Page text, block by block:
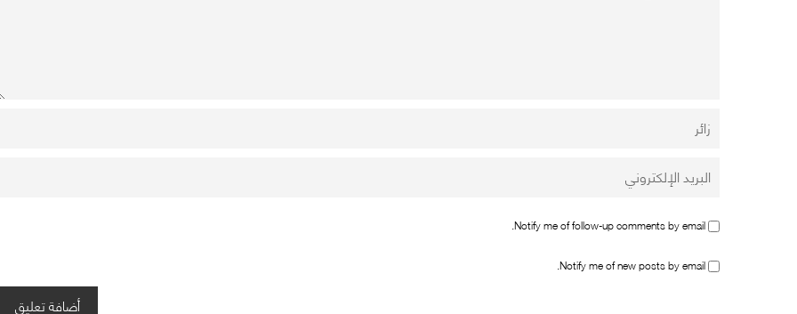
Notify me of follow-up comments by email.
Notify me of new posts by email.